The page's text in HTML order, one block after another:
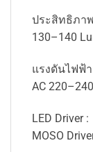
ประสิทธิภา
130–140
แรงดันไฟฟ้า
AC
LED Driver :
MOSO